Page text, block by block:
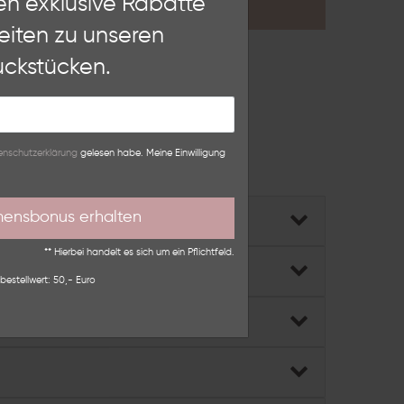
KONTAKT
das
Einstellungen
zu unseren
gelesen habe. Meine Einwilligung
erhalten
** Hierbei handelt es sich um ein Pflichtfeld.
50,- Euro